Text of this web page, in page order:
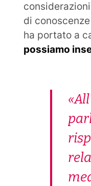
di
ha portato a
possiamo